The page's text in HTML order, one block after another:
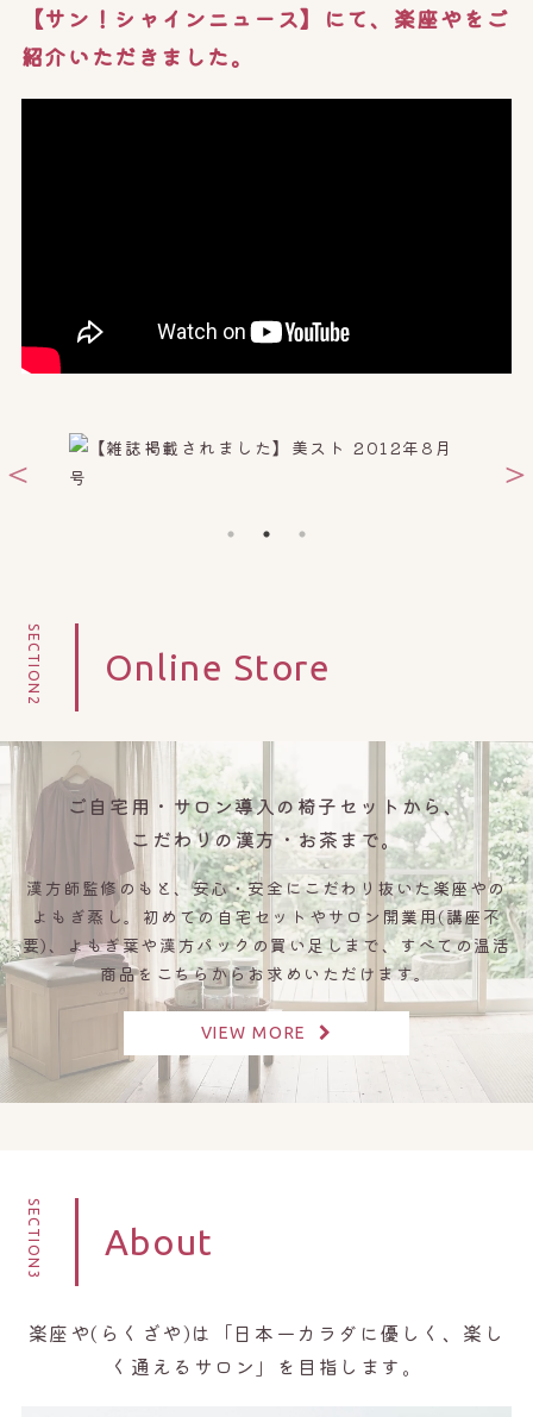
【サン！シャインニュース】にて、楽座やをご
紹介いただきました。
Online Store
SECTION2
ご自宅用・サロン導入の椅子セットから、
こだわりの漢方・お茶まで。
漢方師監修のもと、安心・安全にこだわり抜いた楽座やの
よもぎ蒸し。初めての自宅セットやサロン開業用(講座不
要)、よもぎ葉や漢方パックの買い足しまで、すべての温活
商品をこちらからお求めいただけます。
VIEW MORE
About
SECTION3
楽座や(らくざや)は「日本一カラダに優しく、楽し
く通えるサロン」を目指します。